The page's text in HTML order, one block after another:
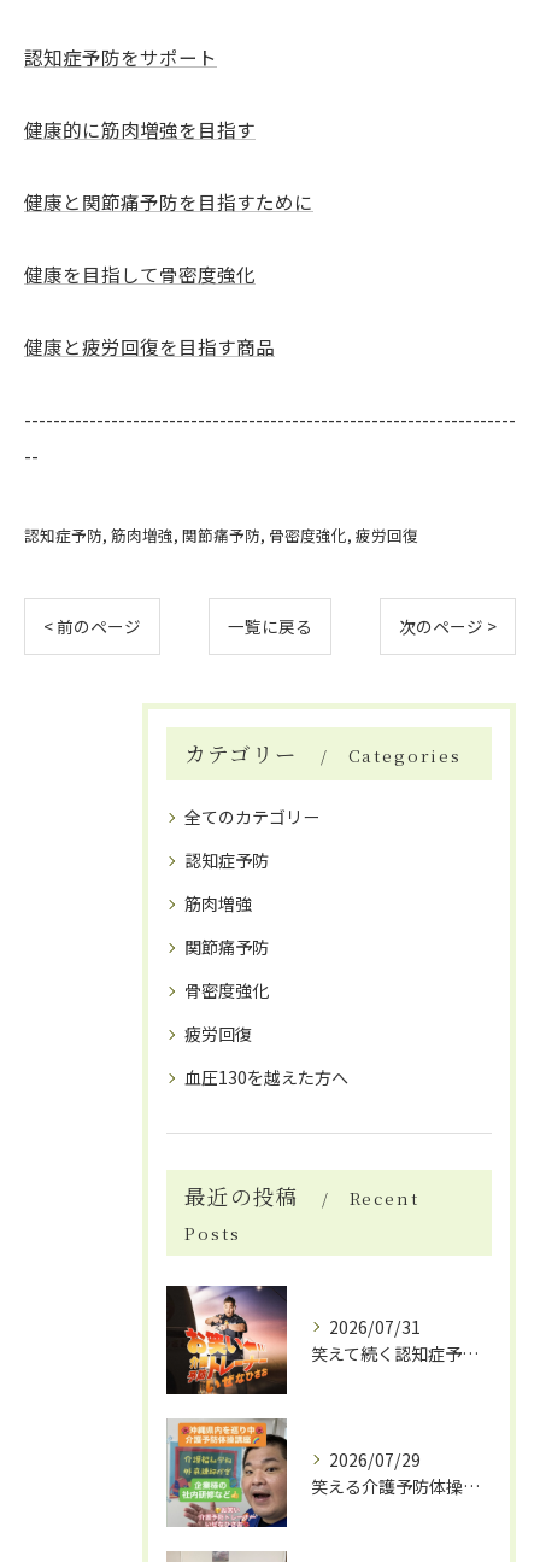
認知症予防をサポート
健康的に筋肉増強を目指す
健康と関節痛予防を目指すために
健康を目指して骨密度強化
健康と疲労回復を目指す商品
--------------------------------------------------------------------
--
認知症予防 筋肉増強 関節痛予防 骨密度強化 疲労回復
< 前のページ 一覧に戻る 次のページ >
カテゴリー Categories
全てのカテゴリー
認知症予防
筋肉増強
関節痛予防
骨密度強化
疲労回復
血圧130を越えた方へ
最近の投稿
Recent
Posts
2026/07/31
笑えて続く認知症予防体操
2026/07/29
笑える介護予防体操で笑いと健康効果